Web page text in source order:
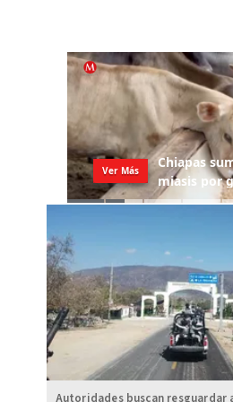
Autoridades buscan resguardar